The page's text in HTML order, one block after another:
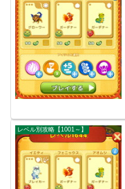
レベル別攻略【1001～】